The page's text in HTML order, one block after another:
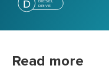
Read more